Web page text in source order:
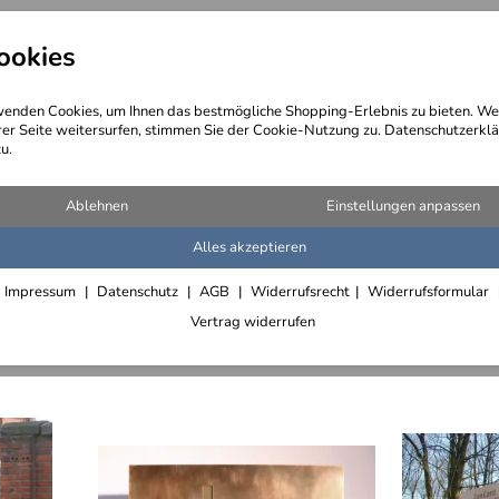
Cookies, um Ihnen das bestmögliche Shopping-Erlebnis zu bieten.
Seite weitersurfen, stimmen Sie der Cookie-Nutzung zu.
Ablehnen Einstellungen anpassen
Alles akzeptieren
Impressum Datenschutz AGB Widerrufsrecht
Widerrufsformular
Vertrag widerrufen
Wegebeschreibung @
(1.072 Artikel)